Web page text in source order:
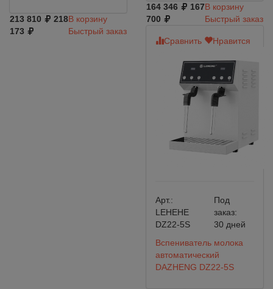
213 810
218
173
В корзину
Быстрый заказ
164 346
167
700
В корзину
Быстрый заказ
Сравнить Нравится
Арт.:
LEHEHE
DZ22-5S
Под
заказ:
30 дней
Вспениватель молока
автоматический
DAZHENG DZ22-5S